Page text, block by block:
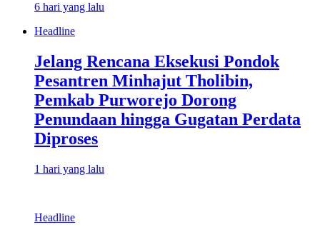
6 hari yang lalu
Headline
Jelang Rencana Eksekusi Pondok
Pesantren Minhajut Tholibin,
Pemkab Purworejo Dorong
Penundaan hingga Gugatan Perdata
Diproses
1 hari yang lalu
Headline